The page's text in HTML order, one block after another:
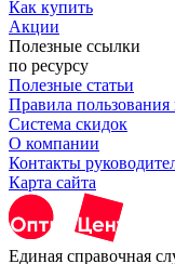
Как купить
Акции
Полезные ссылки
по ресурсу
Полезные статьи
Правила
Система скидок
О компании
Контакты
Карта сайта
Единая справочная